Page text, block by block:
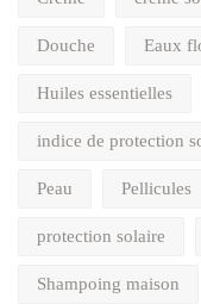
Douche Eaux
Huiles essentielles
indice de protection
Peau Pellicules
protection solaire
Shampoing maison